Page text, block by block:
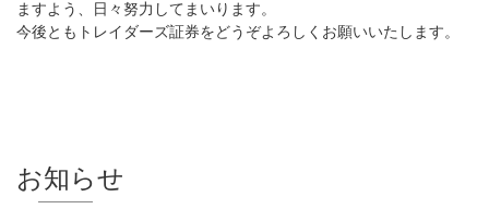
ますよう、日々努力してまいります。
今後ともトレイダーズ証券をどうぞよろしくお願いいたします。
お知らせ